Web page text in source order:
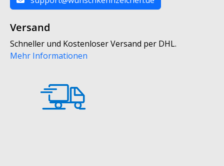
Versand
Schneller und Kostenloser Versand per DHL.
Mehr Informationen